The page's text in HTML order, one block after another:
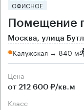
ОФИСНОЕ
Помещение
Москва, улица
Калужская → 840 м
Цена
от 212 600 ₽/кв.м
класс